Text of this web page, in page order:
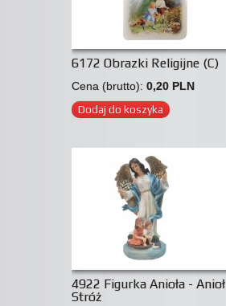
6172 Obrazki Religijne (C)
Cena (brutto): 0,20 PLN
Dodaj do koszyka
4922 Figurka Anioła - Anioł
Stróż